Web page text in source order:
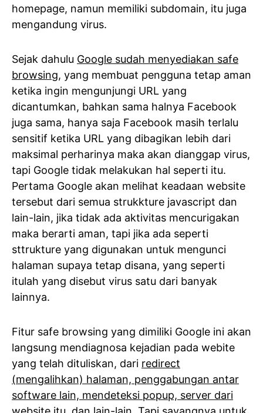
homepage, namun memiliki subdomain, itu juga
mengandung virus.
Sejak dahulu Google sudah menyediakan safe
browsing, yang membuat pengguna tetap aman
ketika ingin mengunjungi URL yang
dicantumkan, bahkan sama halnya Facebook
juga sama, hanya saja Facebook masih terlalu
sensitif ketika URL yang dibagikan lebih dari
maksimal perharinya maka akan dianggap virus,
tapi Google tidak melakukan hal seperti itu.
Pertama Google akan melihat keadaan website
tersebut dari semua strukkture javascript dan
lain-lain, jika tidak ada aktivitas mencurigakan
maka berarti aman, tapi jika ada seperti
sttrukture yang digunakan untuk mengunci
halaman supaya tetap disana, yang seperti
itulah yang disebut virus satu dari banyak
lainnya.
Fitur safe browsing yang dimiliki Google ini akan
langsung mendiagnosa kejadian pada webite
yang telah dituliskan, dari redirect
(mengalihkan) halaman, penggabungan antar
software lain, mendeteksi popup, server dari